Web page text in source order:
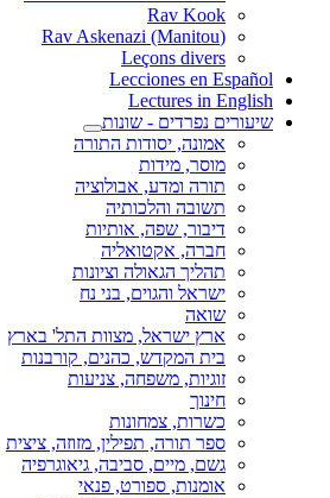
Rav Kook
(Rav Askenazi (Manitou
Leçons divers
Lecciones en Español
Lectures in English
שיעורים נפרדים - שונות
אמונה, יסודות התורה
מוסר, מידות
תורה ומדע, אבולוציה
תשובה והלכותיה
דיבור, שפה, אותיות
חברה, אקטואליה
תהליך הגאולה וציונות
ישראל והגוים, בני נח
שואה
ארץ ישראל, מצוות התל' בארץ
בית המקדש, כהנים, קורבנות
זוגיות, משפחה, צניעות
חינוך
כשרות, צמחונות
ספר תורה, תפילין, מזוזה, ציצית
גשם, מיים, סביבה, גיאוגרפיה
אומנות, ספורט, פנאי